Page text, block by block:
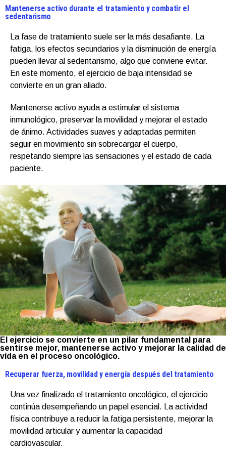
Mantenerse activo durante el tratamiento y combatir el
sedentarismo
La fase de tratamiento suele ser la más desafiante. La
fatiga, los efectos secundarios y la disminución de energía
pueden llevar al sedentarismo, algo que conviene evitar.
En este momento, el ejercicio de baja intensidad se
convierte en un gran aliado.
Mantenerse activo ayuda a estimular el sistema
inmunológico, preservar la movilidad y mejorar el estado
de ánimo. Actividades suaves y adaptadas permiten
seguir en movimiento sin sobrecargar el cuerpo,
respetando siempre las sensaciones y el estado de cada
paciente.
El ejercicio se convierte en un pilar fundamental para
sentirse mejor, mantenerse activo y mejorar la calidad de
vida en el proceso oncológico.
Recuperar fuerza, movilidad y energía después del tratamiento
Una vez finalizado el tratamiento oncológico, el ejercicio
continúa desempeñando un papel esencial. La actividad
física contribuye a reducir la fatiga persistente, mejorar la
movilidad articular y aumentar la capacidad
cardiovascular.